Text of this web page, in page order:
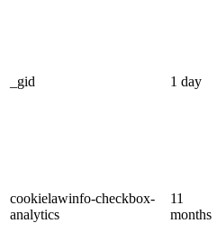
_gid 1 day
cookielawinfo-checkbox-
analytics
11
months